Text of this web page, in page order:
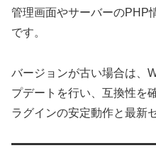
管理画面やサーバーのPHP
です。
バージョンが古い場合は、
プデートを行い、互換性を
ラグインの安定動作と最新